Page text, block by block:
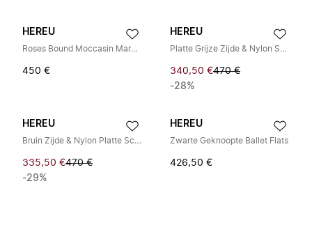
HEREU
Roses Bound Moccasin Mary Jane
450 €
HEREU
Platte Grijze Zijde & Nylon Schoenen
340,50 €470 €
-28%
HEREU
Bruin Zijde & Nylon Platte Schoenen
335,50 €470 €
-29%
HEREU
Zwarte Geknoopte Ballet Flats
426,50 €